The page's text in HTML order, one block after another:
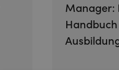
Manager: